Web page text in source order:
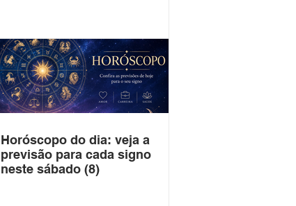
Horóscopo do dia: veja a
previsão para cada signo
neste sábado (8)